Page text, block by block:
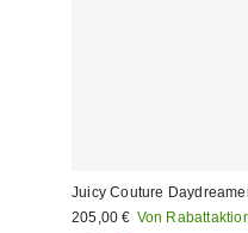
Juicy Couture
205,00 € Von